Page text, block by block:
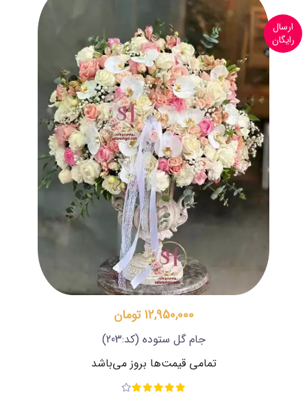
ارسال
رایگان
12,950,000 تومان
جام گل ستوده (کد:203)
تمامی قیمت‌ها بروز می‌باشد